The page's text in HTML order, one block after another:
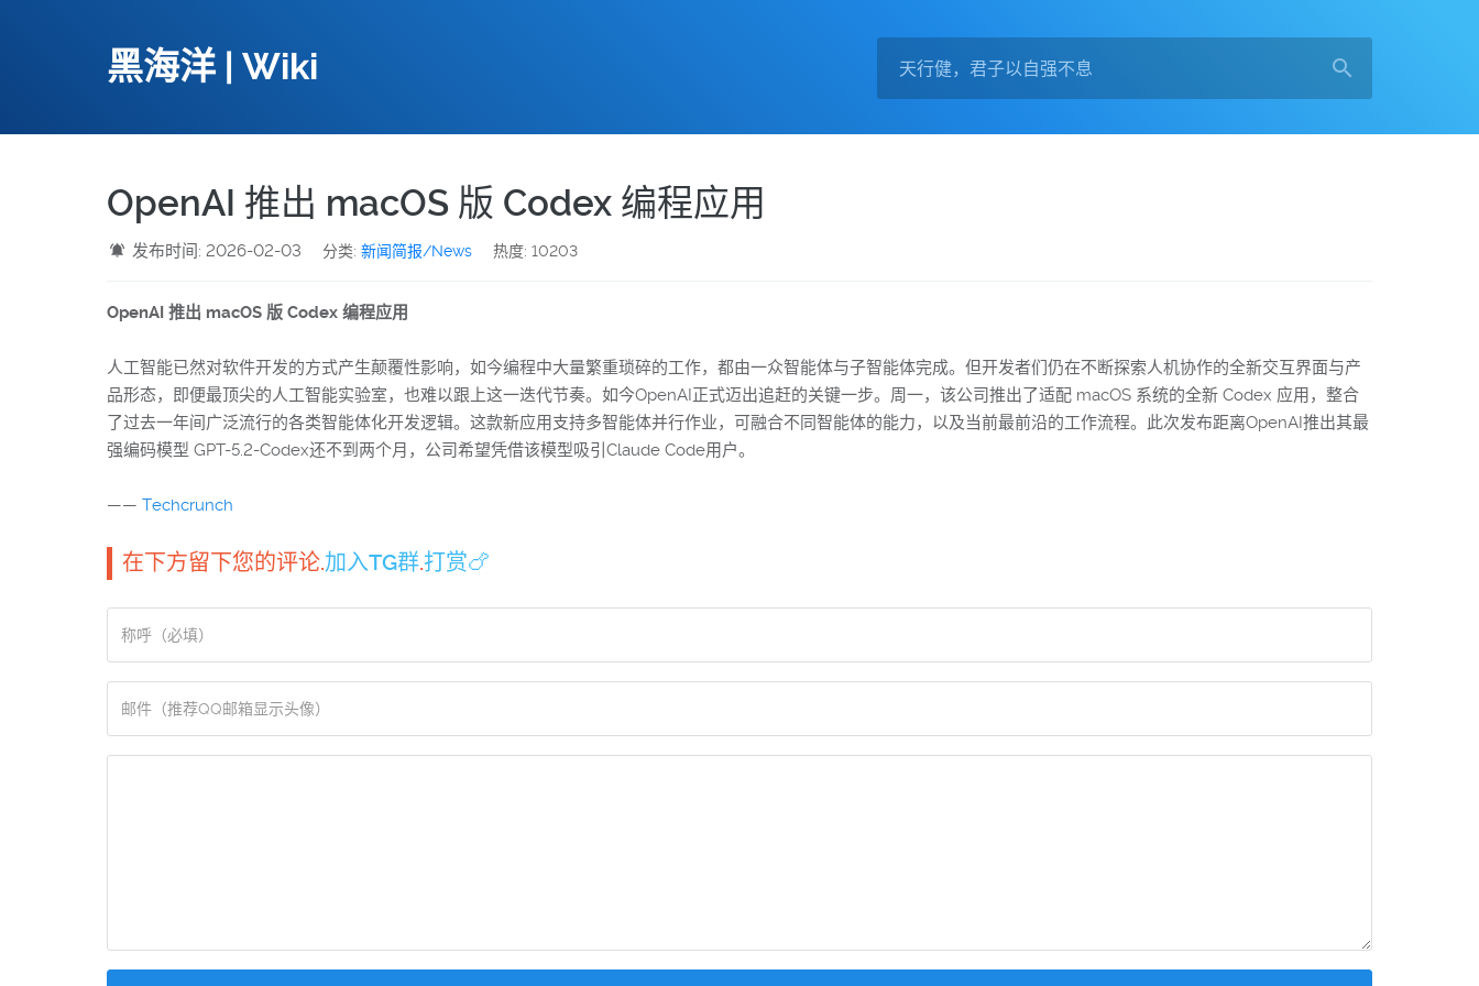
黑海洋 | Wiki
OpenAI 推出 macOS 版 Codex 编程应用
发布时间: 2026-02-03 分类:新闻简报/News 热度: 10203
OpenAI 推出 macOS 版 Codex 编程应用
人工智能已然对软件开发的方式产生颠覆性影响，如今编程中大量繁重琐碎的工作，都由一众智能体与子智能体完成。但开发者们仍在不断探索人机协作的全新交互界面与产
品形态，即便最顶尖的人工智能实验室，也难以跟上这一迭代节奏。如今OpenAI正式迈出追赶的关键一步。周一，该公司推出了适配 macOS 系统的全新 Codex 应用，整合
了过去一年间广泛流行的各类智能体化开发逻辑。这款新应用支持多智能体并行作业，可融合不同智能体的能力，以及当前最前沿的工作流程。此次发布距离OpenAI推出其最
强编码模型 GPT-5.2-Codex还不到两个月，公司希望凭借该模型吸引Claude Code用户。
—— Techcrunch
在下方留下您的评论.加入TG群.打赏🍗